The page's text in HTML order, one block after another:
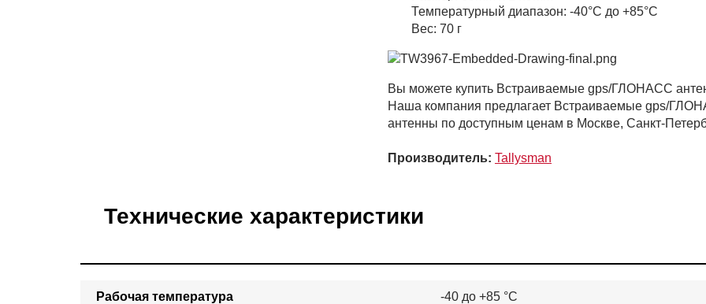
Температурный диапазон: -40°C до +85°C
Вес: 70 г
Вы можете купить Встраиваемые gps/ГЛОНАСС
Наша компания предлагает Встраиваемые gps/
антенны по доступным ценам в Москве, Санкт-
Производитель: Tallysman
Технические характеристики
Рабочая температура -40 до +85 °C